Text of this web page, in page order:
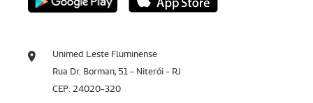
Unimed Leste Fluminense
Rua Dr. Borman, 51 - Niterói - RJ
CEP: 24020-320